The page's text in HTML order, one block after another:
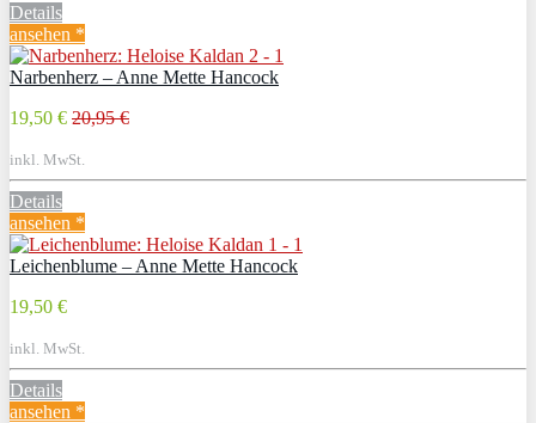
Details
ansehen *
Narbenherz – Anne Mette Hancock
19,50 € 20,95 €
inkl. MwSt.
Details
ansehen *
Leichenblume – Anne Mette Hancock
19,50 €
inkl. MwSt.
Details
ansehen *